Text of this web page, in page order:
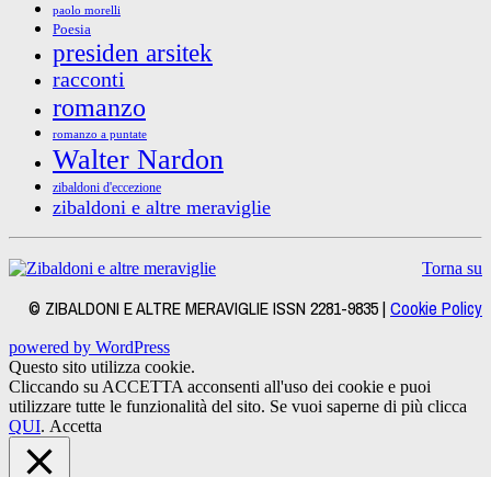
paolo morelli
Poesia
presiden arsitek
racconti
romanzo
romanzo a puntate
Walter Nardon
zibaldoni d'eccezione
zibaldoni e altre meraviglie
Torna su
© ZIBALDONI E ALTRE MERAVIGLIE ISSN 2281-9835 | Cookie Policy
powered by WordPress
Questo sito utilizza cookie.
Cliccando su ACCETTA acconsenti all'uso dei cookie e puoi
utilizzare tutte le funzionalità del sito. Se vuoi saperne di più clicca
QUI. Accetta